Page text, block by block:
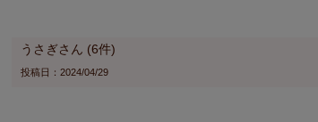
うさぎ 6
投稿日 2024/04/29